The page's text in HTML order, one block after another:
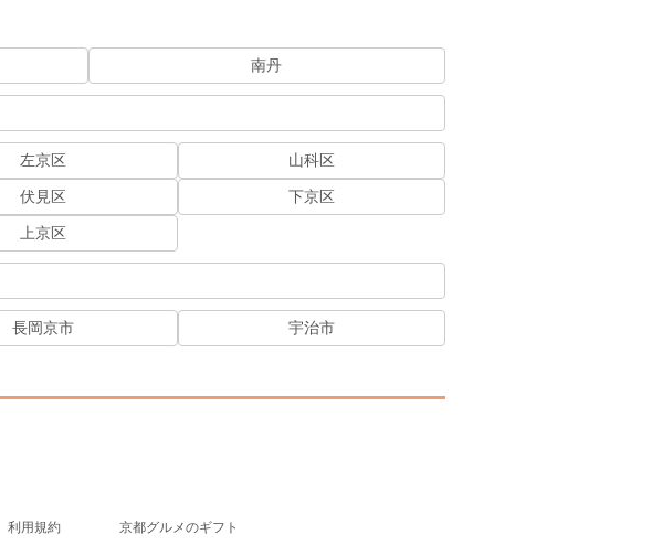
南丹
左京区 山科区
伏見区 下京区
上京区
長岡京市 宇治市
利用規約 京都グルメのギフト